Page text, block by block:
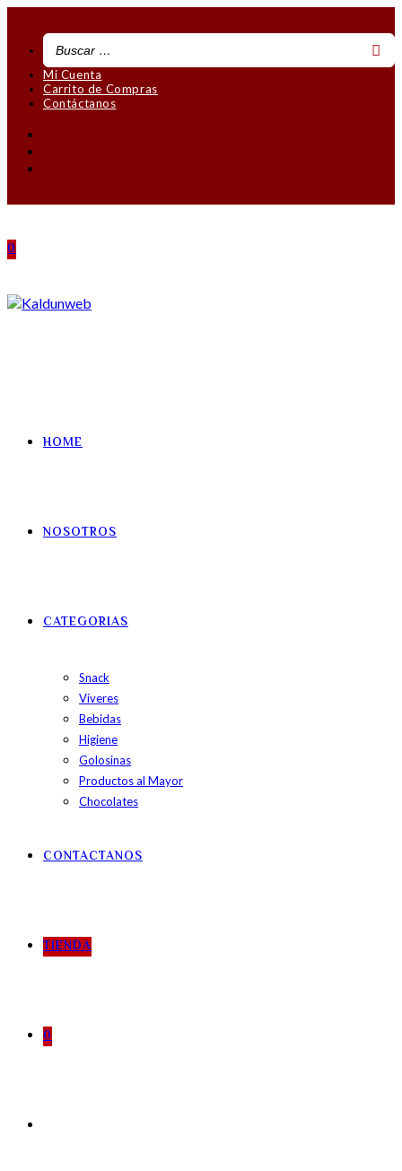
contenido
Mi Cuenta
Carrito de Compras
Contáctanos
0
HOME
NOSOTROS
CATEGORIAS
Snack
Víveres
Bebidas
Higiene
Golosinas
Productos al Mayor
Chocolates
CONTACTANOS
TIENDA
0